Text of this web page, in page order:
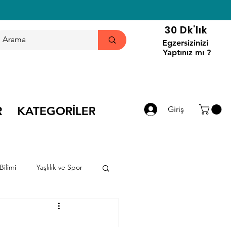
30 Dk'lık
Egzersizinizi
Yaptınız mı ?
KATEGORİLER Giriş
Yaşlılık ve Spor